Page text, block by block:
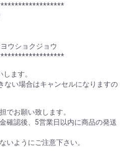
ウショクジョウ
ます。
ない場合はキャンセルになりますの
でお願い致します。
確認後、5営業日以内に商品の発送
いようにご注意下さい。